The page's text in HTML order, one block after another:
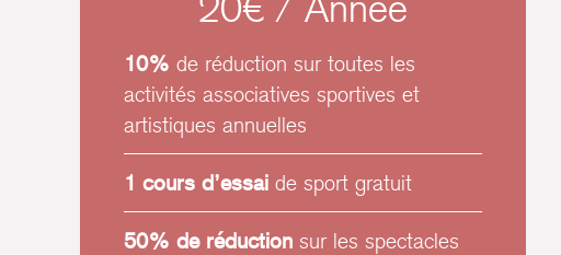
10% de réduction sur toutes les
activités associatives sportives et
artistiques annuelles
1 cours d’essaide sport gratuit
50% de réductionsur les spectacles